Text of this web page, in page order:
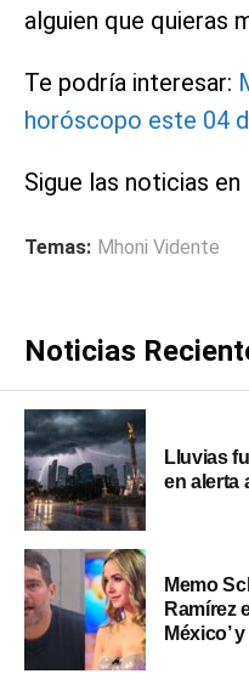
alguien que quieras
Te podría interesar:
horóscopo este 04
Sigue las noticias en
Temas: Mhoni Vidente
Noticias
Lluvias
en alerta
Memo
Ramírez
México’